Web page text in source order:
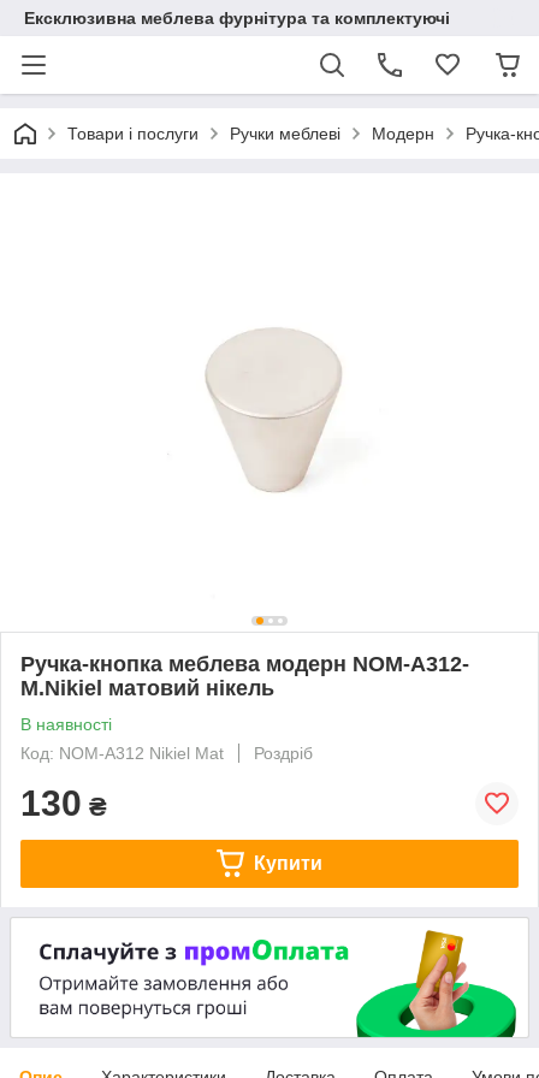
Ексклюзивна меблева фурнітура та комплектуючі
Товари і послуги Ручки меблеві Модерн Ручка-
Ручка-кнопка меблева модерн NOM-A312-
M.Nikiel матовий нікель
В наявності
Код: NOM-A312 Nikiel Mat
Роздріб
130 ₴
Купити